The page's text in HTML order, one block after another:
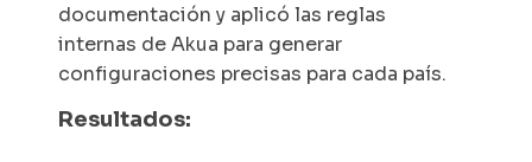
documentación y aplicó las reglas
internas de Akua para generar
configuraciones precisas para cada país.
Resultados: